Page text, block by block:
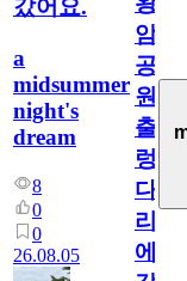
갔어요.
a
midsummer
night's
dream
8
0
0
26.08.05
암
공
원
출
렁
다
리
에